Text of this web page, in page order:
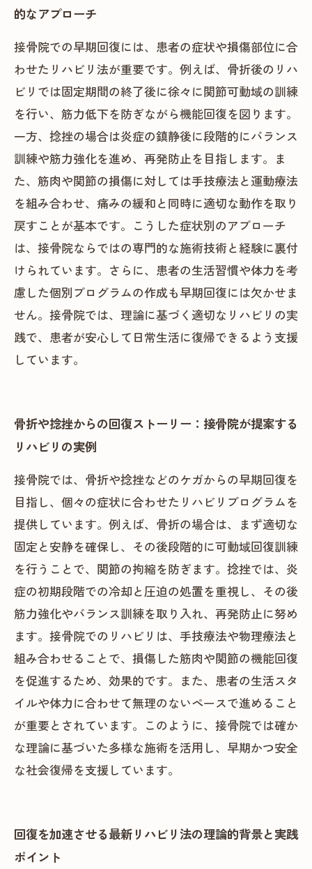
的なアプローチ
接骨院での早期回復には、患者の症状や損傷部位に合
わせたリハビリ法が重要です。例えば、骨折後のリハ
ビリでは固定期間の終了後に徐々に関節可動域の訓練
を行い、筋力低下を防ぎながら機能回復を図ります。
一方、捻挫の場合は炎症の鎮静後に段階的にバランス
訓練や筋力強化を進め、再発防止を目指します。ま
た、筋肉や関節の損傷に対しては手技療法と運動療法
を組み合わせ、痛みの緩和と同時に適切な動作を取り
戻すことが基本です。こうした症状別のアプローチ
は、接骨院ならではの専門的な施術技術と経験に裏付
けられています。さらに、患者の生活習慣や体力を考
慮した個別プログラムの作成も早期回復には欠かせま
せん。接骨院では、理論に基づく適切なリハビリの実
践で、患者が安心して日常生活に復帰できるよう支援
しています。
骨折や捻挫からの回復ストーリー：接骨院が提案する
リハビリの実例
接骨院では、骨折や捻挫などのケガからの早期回復を
目指し、個々の症状に合わせたリハビリプログラムを
提供しています。例えば、骨折の場合は、まず適切な
固定と安静を確保し、その後段階的に可動域回復訓練
を行うことで、関節の拘縮を防ぎます。捻挫では、炎
症の初期段階での冷却と圧迫の処置を重視し、その後
筋力強化やバランス訓練を取り入れ、再発防止に努め
ます。接骨院でのリハビリは、手技療法や物理療法と
組み合わせることで、損傷した筋肉や関節の機能回復
を促進するため、効果的です。また、患者の生活スタ
イルや体力に合わせて無理のないペースで進めること
が重要とされています。このように、接骨院では確か
な理論に基づいた多様な施術を活用し、早期かつ安全
な社会復帰を支援しています。
回復を加速させる最新リハビリ法の理論的背景と実践
ポイント